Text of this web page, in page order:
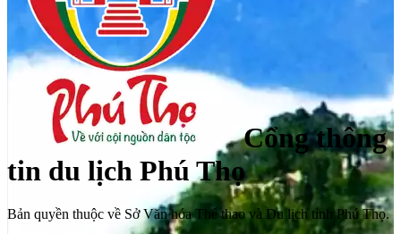
Cổng thông
tin du lịch Phú Thọ
Bản quyền thuộc về Sở Văn hóa Thể thao và Du lịch tỉnh Phú Thọ.